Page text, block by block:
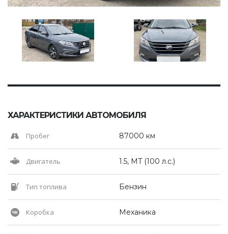
ХАРАКТЕРИСТИКИ АВТОМОБИЛЯ
Пробег 87000 км
Двигатель 1.5, MT (100 л.с.)
Тип топлива Бензин
Коробка Механика